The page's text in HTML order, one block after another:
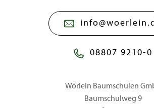
08807 9210-0
Wörlein Baumschulen
Baumschulweg 9